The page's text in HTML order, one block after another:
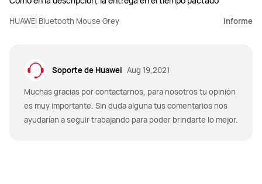
HUAWEI Bluetooth Mouse Grey informe
Soporte de Huawei Aug 19,2021
Muchas gracias por contactarnos, para nosotros tu opinión
es muy importante. Sin duda alguna tus comentarios nos
ayudarían a seguir trabajando para poder brindarte lo mejor.